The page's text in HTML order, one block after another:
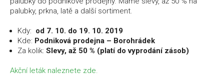
palubky, prkna, latě a další sortiment.
Kdy: od 7. 10. do 19. 10. 2019
Kde: Podniková prodejna – Borohrádek
Za kolik: Slevy, až 50 % (platí do vyprodání zásob)
Akční leták naleznete zde.